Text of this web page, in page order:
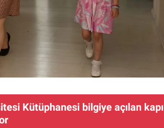
Kütüphanesi bilgiye açılan kapı